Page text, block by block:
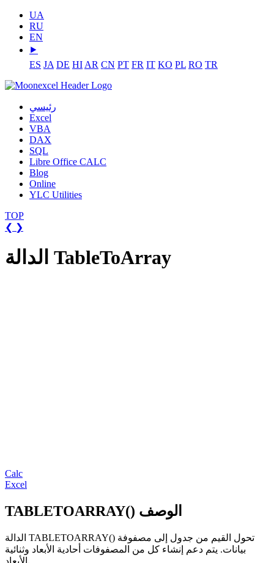
UA
RU
EN
⯈
ES JA DE HI AR CN PT FR IT KO PL RO TR
رئيسي
Excel
VBA
DAX
SQL
Libre Office CALC
Blog
Online
YLC Utilities
TOP
❮ ❯
الدالة TableToArray
Calc
Excel
TABLETOARRAY() الوصف
الدالة TABLETOARRAY() تحول القيم من جدول إلى مصفوفة
بيانات. يتم دعم إنشاء كل من المصفوفات أحادية الأبعاد وثنائية
الأبعاد.